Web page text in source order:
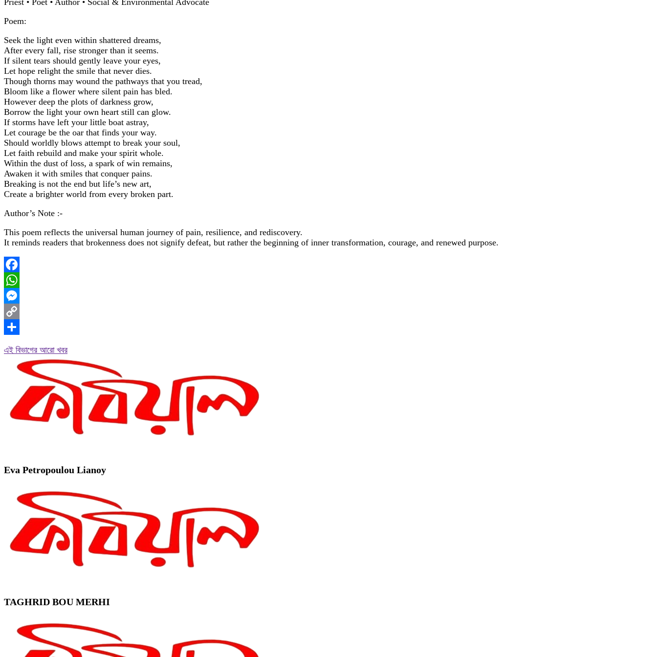
Priest • Poet • Author • Social & Environmental Advocate
Poem:
Seek the light even within shattered dreams,
After every fall, rise stronger than it seems.
If silent tears should gently leave your eyes,
Let hope relight the smile that never dies.
Though thorns may wound the pathways that you tread,
Bloom like a flower where silent pain has bled.
However deep the plots of darkness grow,
Borrow the light your own heart still can glow.
If storms have left your little boat astray,
Let courage be the oar that finds your way.
Should worldly blows attempt to break your soul,
Let faith rebuild and make your spirit whole.
Within the dust of loss, a spark of win remains,
Awaken it with smiles that conquer pains.
Breaking is not the end but life’s new art,
Create a brighter world from every broken part.
Author’s Note :-
This poem reflects the universal human journey of pain, resilience, and rediscovery.
It reminds readers that brokenness does not signify defeat, but rather the beginning of inner transformation, courage, and renewed purpose.
Facebook
WhatsApp
Messenger
Copy
এই বিভাগের আরো খবর
Eva Petropoulou Lianoy
TAGHRID BOU MERHI